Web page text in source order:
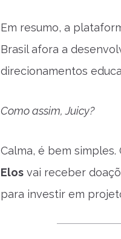
Em resumo, a
Brasil afora a
direcionamentos
Como assim, Juicy?
Calma, é bem
Elos vai receber
para investir em